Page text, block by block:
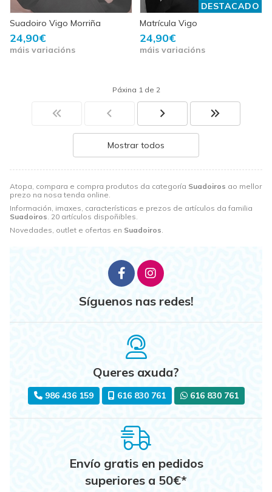
Atopa, compara e compra produtos da categoría Suadoiros ao mellor
prezo na nosa tenda online.
Información, imaxes, características e prezos de artículos da familia
Suadoiros. 20 artículos dispoñibles.
Novedades, outlet e ofertas en Suadoiros.
Suadoiro Vigo Morriña
24,90€
máis variacións
DESTACADO
Matrícula Vigo
24,90€
máis variacións
Páxina 1 de 2
Mostrar todos
Síguenos nas redes!
Queres axuda?
986 436 159 616 830 761 616 830 761
Envío gratis en pedidos
superiores a 50€*